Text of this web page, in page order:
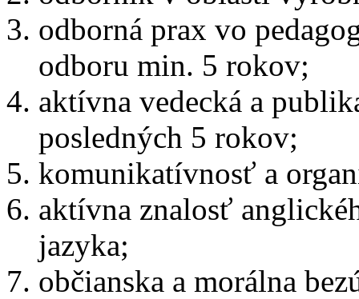
odborná prax vo
odboru min. 5 rokov;
aktívna vedecká a
posledných 5 rokov;
komunikatívnosť a
aktívna znalosť
jazyka;
občianska a